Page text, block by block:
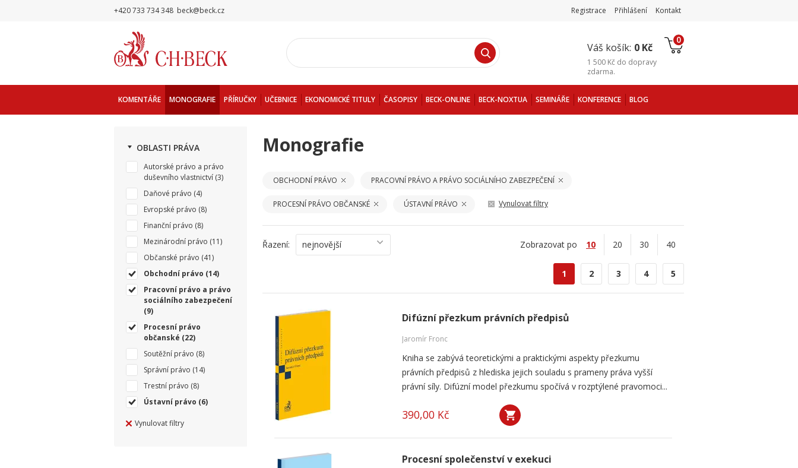
+420 733 734 348 beck@beck.cz Registrace Přihlášení Kontakt
Váš košík: 0 Kč
0
1 500 Kč do dopravy
zdarma.
KOMENTÁŘE MONOGRAFIE PŘÍRUČKY UČEBNICE EKONOMICKÉ TITULY ČASOPISY BECK-ONLINE BECK-NOXTUA SEMINÁŘE KONFERENCE BLOG
OBLASTI PRÁVA
Autorské právo a právo
duševního vlastnictví (3)
Daňové právo (4)
Evropské právo (8)
Finanční právo (8)
Mezinárodní právo (11)
Občanské právo (41)
Obchodní právo (14)
Pracovní právo a právo
sociálního zabezpečení
(9)
Procesní právo
občanské (22)
Soutěžní právo (8)
Správní právo (14)
Trestní právo (8)
Ústavní právo (6)
Vynulovat filtry
Monografie
OBCHODNÍ PRÁVO PRACOVNÍ PRÁVO A PRÁVO SOCIÁLNÍHO ZABEZPEČENÍ
PROCESNÍ PRÁVO OBČANSKÉ ÚSTAVNÍ PRÁVO Vynulovat filtry
Řazení: nejnovější Zobrazovat po 10 20 30 40
1 2 3 4 5
Difúzní přezkum právních předpisů
Jaromír Fronc
Kniha se zabývá teoretickými a praktickými aspekty přezkumu
právních předpisů z hlediska jejich souladu s prameny práva vyšší
právní síly. Difúzní model přezkumu spočívá v rozptýlené pravomoci...
390,00 Kč
Procesní společenství v exekuci